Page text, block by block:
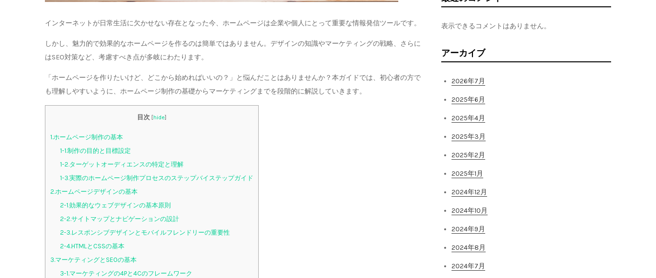
インターネットが日常生活に欠かせない存在となった今、ホームページは企業や個人にとって重要な情報発信ツールです。
しかし、魅力的で効果的なホームページを作るのは簡単ではありません。デザインの知識やマーケティングの戦略、さらに
はSEO対策など、考慮すべき点が多岐にわたります。
「ホームページを作りたいけど、どこから始めればいいの？」と悩んだことはありませんか？本ガイドでは、初心者の方で
も理解しやすいように、ホームページ制作の基礎からマーケティングまでを段階的に解説していきます。
目次 [hide]
1.ホームページ制作の基本
1-1.制作の目的と目標設定
1-2.ターゲットオーディエンスの特定と理解
1-3.実際のホームページ制作プロセスのステップバイステップガイド
2.ホームページデザインの基本
2-1.効果的なウェブデザインの基本原則
2-2.サイトマップとナビゲーションの設計
2-3.レスポンシブデザインとモバイルフレンドリーの重要性
2-4.HTMLとCSSの基本
3.マーケティングとSEOの基本
3-1.マーケティングの4Pと4Cのフレームワーク
表示できるコメントはありません。
アーカイブ
2026年7月
2025年6月
2025年4月
2025年3月
2025年2月
2025年1月
2024年12月
2024年10月
2024年9月
2024年8月
2024年7月